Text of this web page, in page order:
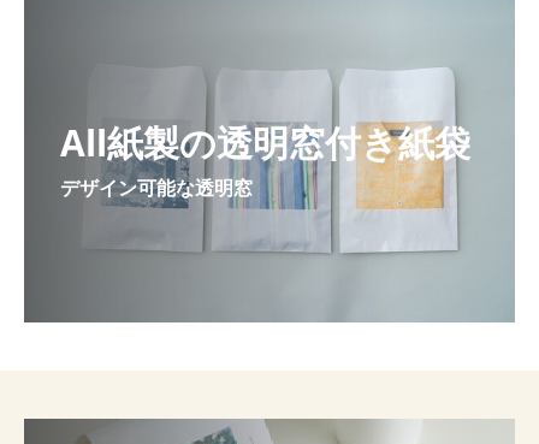
All紙製の透明窓付き紙袋
デザイン可能な透明窓